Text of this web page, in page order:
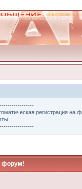
регистрация на
форум!